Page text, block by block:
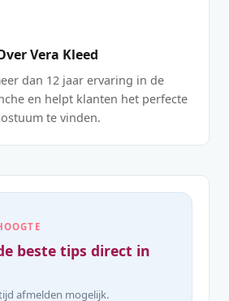
Vera Kleed
dan 12 jaar ervaring in de
en helpt klanten het perfecte
te vinden.
beste tips direct in
afmelden mogelijk.